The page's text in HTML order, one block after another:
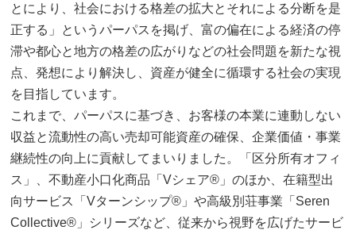
とにより、社会における格差の拡大とそれによる分断を是
正する」というパーパスを掲げ、富の偏在による経済の停
滞や都心と地方の格差の広がりなどの社会問題を新たな視
点、発想により解決し、資産が健全に循環する社会の実現
を目指しています。
これまで、パーパスに基づき、お客様の本業に連動しない
収益と流動性の高い売却可能資産の確保、企業価値・事業
継続性の向上に貢献してまいりました。「区分所有オフィ
ス」、不動産小口化商品「Vシェア®」のほか、在籍型出
向サービス「Vターンシップ®」や高級別荘事業「Seren
Collective®」シリーズなど、従来から視野を広げたサービ